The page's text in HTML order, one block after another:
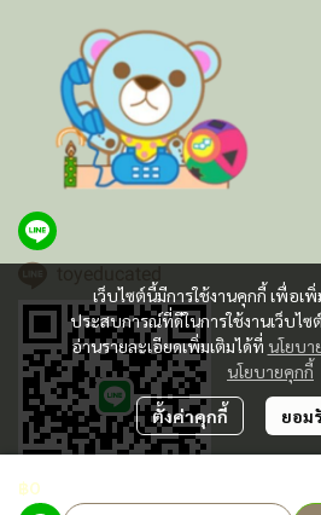
฿0
เว็บไซต์นี้มีการใช้งานคุกกี้ เพื่อเ
ประสบการณ์ที่ดีในการใช้งานเว็บไ
อ่านรายละเอียดเพิ่มเติมได้ที่ นโยบา
นโยบายคุกกี้
ตั้งค่าคุกกี้ ยอม